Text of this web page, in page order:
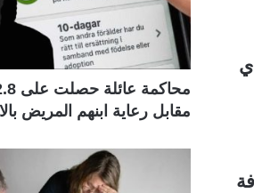
سويدي
مقابل رعاية ابنهم المريض